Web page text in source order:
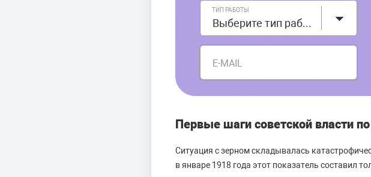
ТИП РАБОТЫ
Выберите тип работы
E-MAIL
Первые шаги советской власти
Ситуация с зерном складывалась
в январе 1918 года этот показатель составил